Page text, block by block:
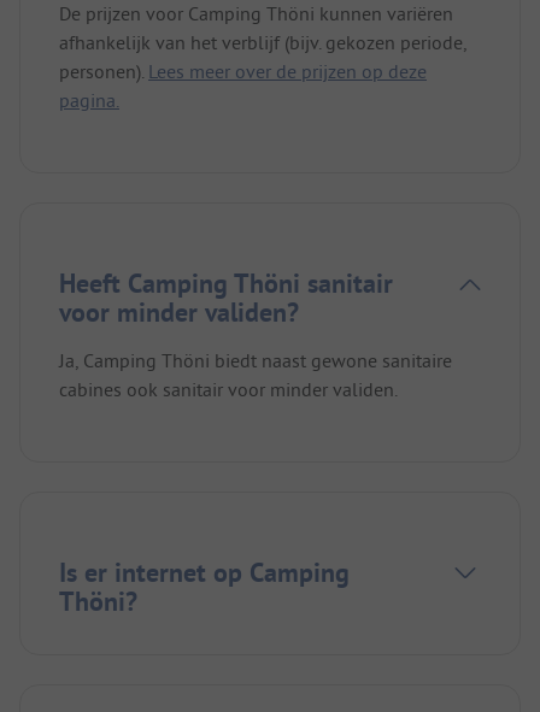
De prijzen voor Camping Thöni kunnen variëren
afhankelijk van het verblijf (bijv. gekozen periode,
personen). Lees meer over de prijzen op deze
pagina.
Heeft Camping Thöni sanitair
voor minder validen?
Ja, Camping Thöni biedt naast gewone sanitaire
cabines ook sanitair voor minder validen.
Is er internet op Camping
Thöni?